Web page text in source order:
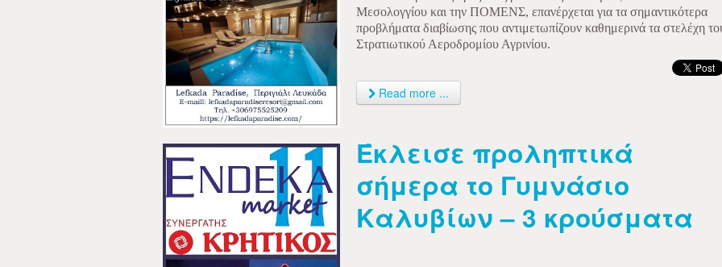
Μεσολογγίου και την ΠΟΜΕΝΣ, επανέρχεται για τα σημαντικότερα
προβλήματα διαβίωσης που αντιμετωπίζουν καθημερινά τα στελέχη
Στρατιωτικού Αεροδρομίου Αγρινίου.
Read more ...
Έκλεισε προληπτικά
σήμερα το Γυμνάσιο
Καλυβίων – 3 κρούσματα